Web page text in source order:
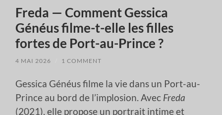
Freda — Comment Gessica
Généus filme-t-elle les filles
fortes de Port-au-Prince ?
4 MAI 2026 1 COMMENT
Gessica Généus filme la vie dans un Port-au-
Prince au bord de l’implosion. Avec Freda
(2021), elle propose un portrait intime et